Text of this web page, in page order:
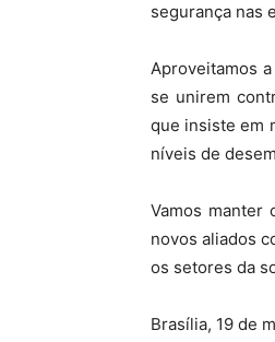
segurança nas
Aproveitamos
se unirem
que insiste em
níveis de
Vamos manter
novos aliados
os setores da
Brasília, 19 de